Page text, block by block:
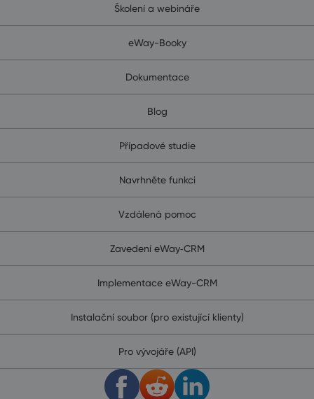
Školení a webináře
eWay-Booky
Dokumentace
Blog
Případové studie
Navrhněte funkci
Vzdálená pomoc
Zavedení eWay‑CRM
Implementace eWay-CRM
Instalační soubor (pro existující klienty)
Pro vývojáře (API)